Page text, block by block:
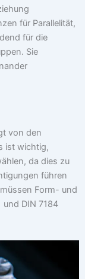
für Parallelität,
für die
Sie
von den
ist wichtig,
da dies zu
führen
Form- und
und DIN 7184